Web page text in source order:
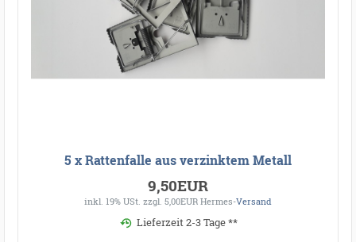
5 x Rattenfalle aus verzinktem Metall
9,50EUR
inkl. 19% USt. zzgl. 5,00EUR Hermes-Versand
Lieferzeit 2-3 Tage **